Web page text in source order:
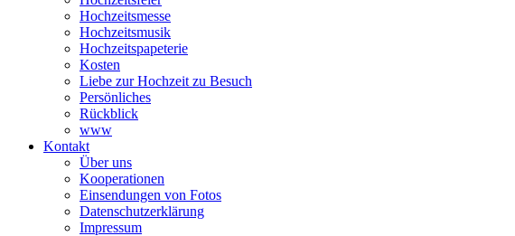
Hochzeitsmesse
Hochzeitsmusik
Hochzeitspapeterie
Kosten
Liebe zur Hochzeit zu Besuch
Persönliches
Rückblick
www
Kontakt
Über uns
Kooperationen
Einsendungen von Fotos
Datenschutzerklärung
Impressum